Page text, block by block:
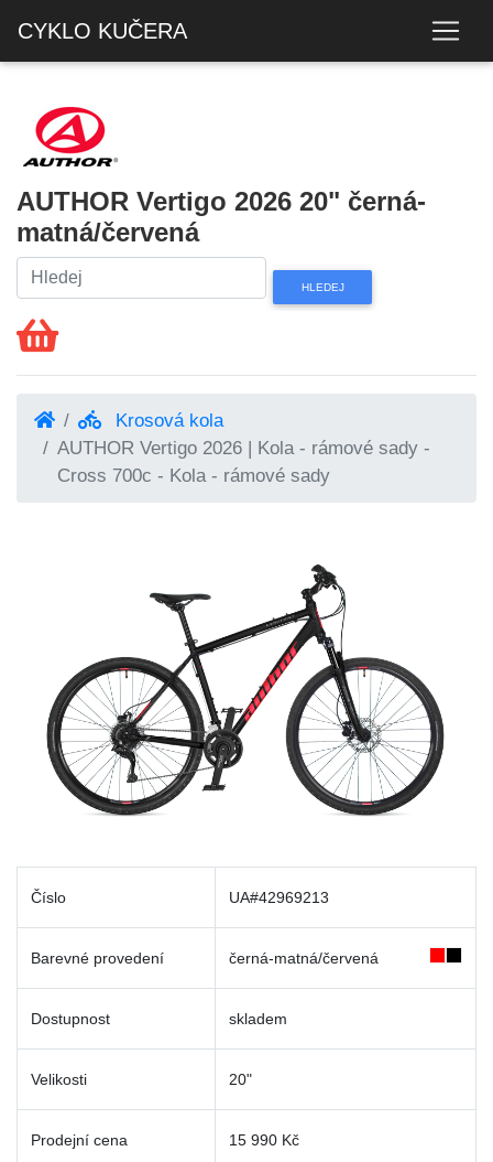
CYKLO KUČERA
AUTHOR Vertigo 2026 20" černá-
matná/červená
Krosová kola
AUTHOR Vertigo 2026 | Kola - rámové sady -
Cross 700c - Kola - rámové sady
Číslo UA#42969213
Barevné provedení černá-matná/červená
Dostupnost skladem
Velikosti 20"
Prodejní cena 15 990 Kč